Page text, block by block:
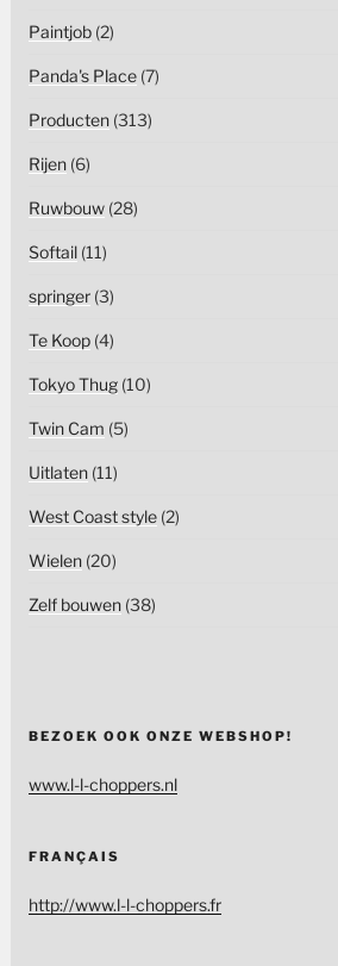
Paintjob(2)
Panda's Place(7)
Producten(313)
Rijen(6)
Ruwbouw(28)
Softail(11)
springer(3)
Te Koop(4)
Tokyo Thug(10)
Twin Cam (5)
Uitlaten(11)
West Coast style(2)
Wielen(20)
Zelf bouwen(38)
BEZOEK OOK ONZE WEBSHOP!
www.l-l-choppers.nl
FRANÇAIS
http://www.l-l-choppers.fr